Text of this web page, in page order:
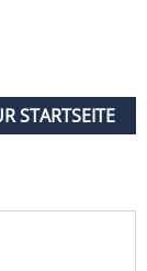
STARTSEITE